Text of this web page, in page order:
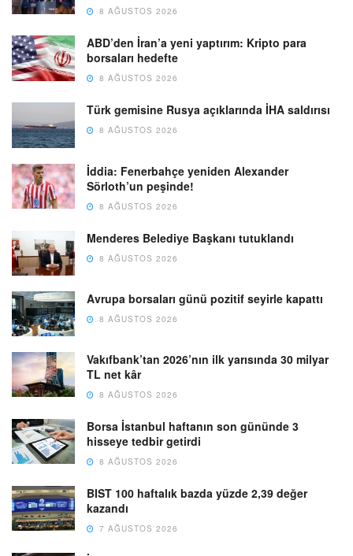
8 AĞUSTOS 2026
ABD’den İran’a yeni yaptırım: Kripto para
borsaları hedefte
8 AĞUSTOS 2026
Türk gemisine Rusya açıklarında İHA saldırısı
8 AĞUSTOS 2026
İddia: Fenerbahçe yeniden Alexander
Sörloth’un peşinde!
8 AĞUSTOS 2026
Menderes Belediye Başkanı tutuklandı
8 AĞUSTOS 2026
Avrupa borsaları günü pozitif seyirle kapattı
8 AĞUSTOS 2026
Vakıfbank’tan 2026’nın ilk yarısında 30 milyar
TL net kâr
8 AĞUSTOS 2026
Borsa İstanbul haftanın son gününde 3
hisseye tedbir getirdi
8 AĞUSTOS 2026
BIST 100 haftalık bazda yüzde 2,39 değer
kazandı
7 AĞUSTOS 2026